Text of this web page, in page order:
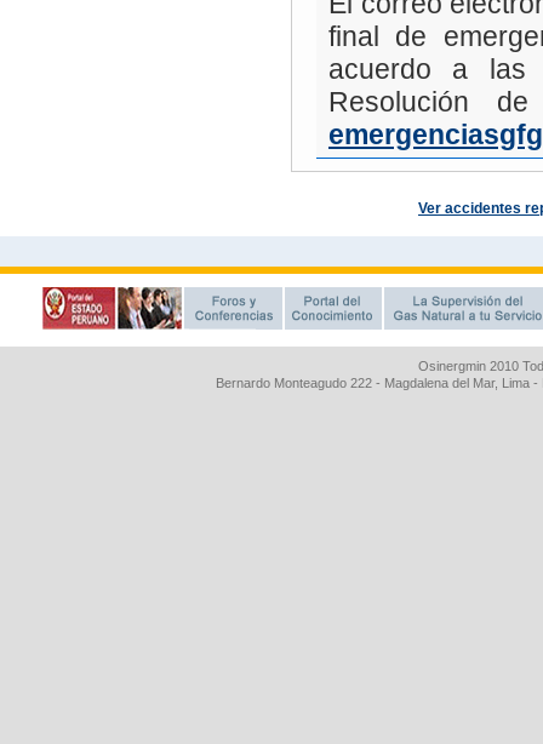
Osinergmin 2010
Bernardo Monteagudo 222 - Magdalena del Mar, Lima